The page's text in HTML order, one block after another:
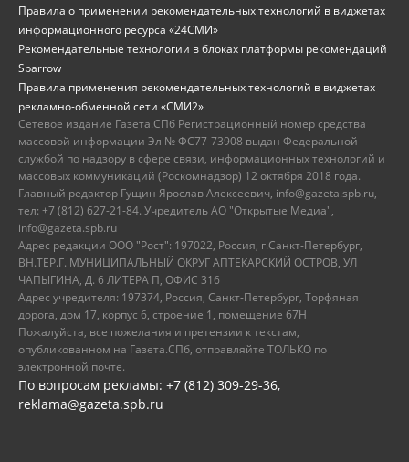
Правила о применении рекомендательных технологий в виджетах
информационного ресурса «24СМИ»
Рекомендательные технологии в блоках платформы рекомендаций
Sparrow
Правила применения рекомендательных технологий в виджетах
рекламно-обменной сети «СМИ2»
Сетевое издание Газета.СПб Регистрационный номер средства
массовой информации Эл № ФС77-73908 выдан Федеральной
службой по надзору в сфере связи, информационных технологий и
массовых коммуникаций (Роскомнадзор) 12 октября 2018 года.
Главный редактор Гущин Ярослав Алексеевич, info@gazeta.spb.ru,
тел: +7 (812) 627-21-84. Учредитель АО "Открытые Медиа",
info@gazeta.spb.ru
Адрес редакции ООО "Рост": 197022, Россия, г.Санкт-Петербург,
ВН.ТЕР.Г. МУНИЦИПАЛЬНЫЙ ОКРУГ АПТЕКАРСКИЙ ОСТРОВ, УЛ
ЧАПЫГИНА, Д. 6 ЛИТЕРА П, ОФИС 316
Адрес учредителя: 197374, Россия, Санкт-Петербург, Торфяная
дорога, дом 17, корпус 6, строение 1, помещение 67Н
Пожалуйста, все пожелания и претензии к текстам,
опубликованном на Газета.СПб, отправляйте ТОЛЬКО по
электронной почте.
По вопросам рекламы: +7 (812) 309-29-36,
reklama@gazeta.spb.ru